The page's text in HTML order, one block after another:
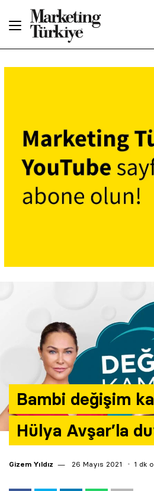
Bambi değişim
Hülya Avşar’la
Gizem Yıldız 26 Mayıs 2021 1 dk
Dergiler
Etkinlikler